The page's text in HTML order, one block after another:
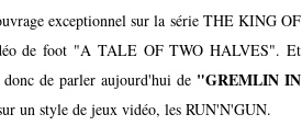
exceptionnel sur la série THE KING OF
de foot "A TALE OF TWO HALVES". Et
de parler aujourd'hui de "GREMLIN IN
un style de jeux vidéo, les RUN'N'GUN.